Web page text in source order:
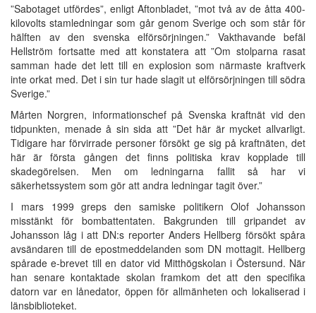
”Sabotaget utfördes”, enligt Aftonbladet, ”mot två av de åtta 400-
kilovolts stamledningar som går genom Sverige och som står för
hälften av den svenska elförsörjningen.” Vakthavande befäl
Hellström fortsatte med att konstatera att ”Om stolparna rasat
samman hade det lett till en explosion som närmaste kraftverk
inte orkat med. Det i sin tur hade slagit ut elförsörjningen till södra
Sverige.”
Mårten Norgren, informationschef på Svenska kraftnät vid den
tidpunkten, menade å sin sida att ”Det här är mycket allvarligt.
Tidigare har förvirrade personer försökt ge sig på kraftnäten, det
här är första gången det finns politiska krav kopplade till
skadegörelsen. Men om ledningarna fallit så har vi
säkerhetssystem som gör att andra ledningar tagit över.”
I mars 1999 greps den samiske politikern Olof Johansson
misstänkt för bombattentaten. Bakgrunden till gripandet av
Johansson låg i att DN:s reporter Anders Hellberg försökt spåra
avsändaren till de epostmeddelanden som DN mottagit. Hellberg
spårade e-brevet till en dator vid Mitthögskolan i Östersund. När
han senare kontaktade skolan framkom det att den specifika
datorn var en lånedator, öppen för allmänheten och lokaliserad i
länsbiblioteket.